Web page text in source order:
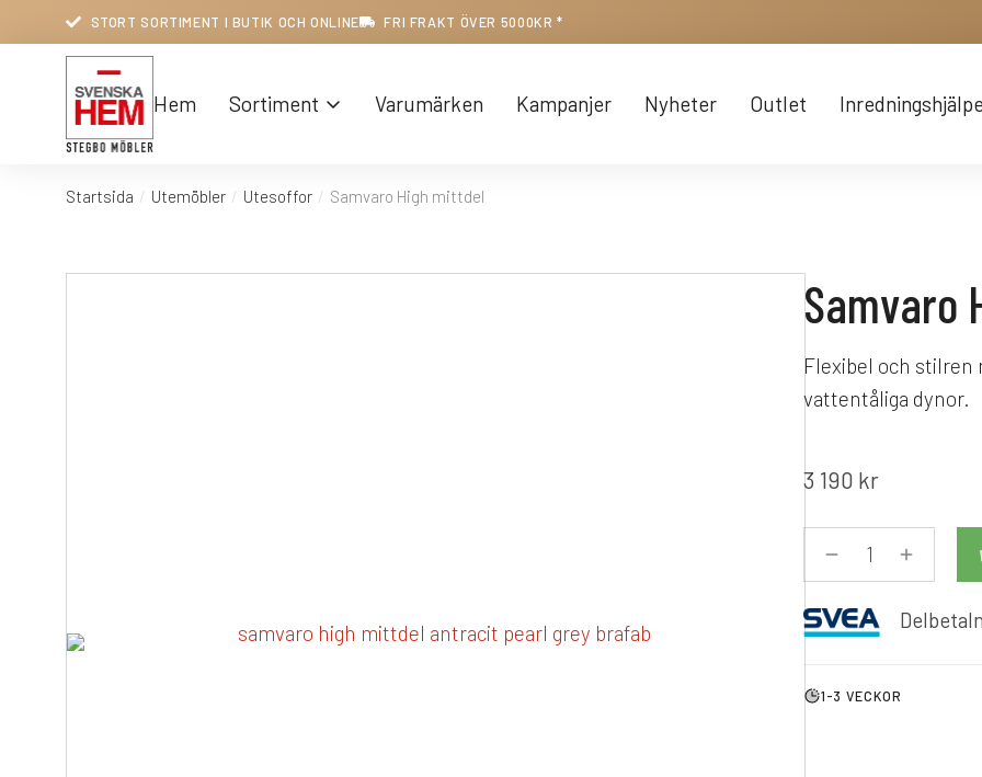
STORT SORTIMENT I BUTIK OCH ONLINE FRI FRAKT ÖVER 5000KR *
Hem Sortiment Varumärken Kampanjer Nyheter Outlet
Du är här:
Startsida Utemöbler Utesoffor Samvaro High mittdel
Samvaro
Flexibel och stilren
vattentåliga dynor.
3 190 kr
1-3 VECKOR